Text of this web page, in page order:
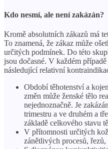
Kdo nesmí, ale není zakázán?
Kromě absolutních zákazů má
To znamená, že zákaz může
určitých podmínek. Do této
jsou dočasné. V každém
následující relativní
Období těhotenství a
změn může ženské tělo
nejednoznačně. Je
trimestru a ve druhém a
základě celkového stavu
V přítomnosti určitých
zánětlivých procesů,